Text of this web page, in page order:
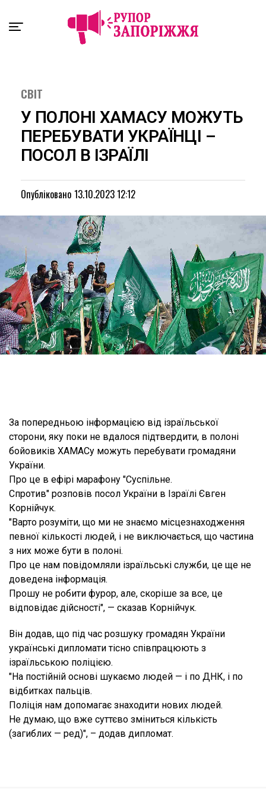
СВІТ
У ПОЛОНІ ХАМАСУ МОЖУТЬ
ПЕРЕБУВАТИ УКРАЇНЦІ –
ПОСОЛ В ІЗРАЇЛІ
Опубліковано 13.10.2023 12:12
За попередньою інформацією від ізраїльської
сторони, яку поки не вдалося підтвердити, в полоні
бойовиків ХАМАСу можуть перебувати громадяни
України.
Про це в ефірі марафону "Суспільне.
Спротив" розповів посол України в Ізраїлі Євген
Корнійчук.
"Варто розуміти, що ми не знаємо місцезнаходження
певної кількості людей, і не виключається, що частина
з них може бути в полоні.
Про це нам повідомляли ізраїльські служби, це ще не
доведена інформація.
Прошу не робити фурор, але, скоріше за все, це
відповідає дійсності", — сказав Корнійчук.
Він додав, що під час розшуку громадян України
українські дипломати тісно співпрацюють з
ізраїльською поліцією.
"На постійній основі шукаємо людей — і по ДНК, і по
відбитках пальців.
Поліція нам допомагає знаходити нових людей.
Не думаю, що вже суттєво зміниться кількість
(загиблих — ред)", – додав дипломат.
Exit mobile version